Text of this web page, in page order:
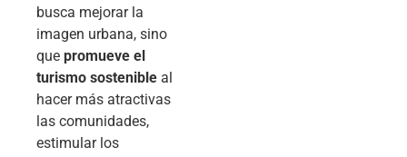
busca mejorar la
imagen urbana, sino
que promueve el
turismo sostenible al
hacer más atractivas
las comunidades,
estimular los